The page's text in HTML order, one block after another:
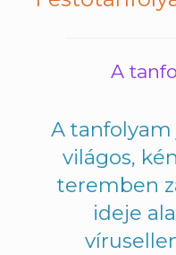
A
A
világos,
teremben
ideje